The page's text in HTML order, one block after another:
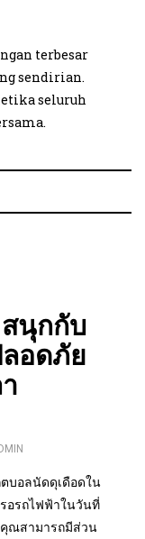
terbesar
sendirian.
seluruh
นุกกับ
อดภัย
บอลนัดดุเดือดใน
อรถไฟฟ้าในวันที่
คุณสามารถมีส่วน